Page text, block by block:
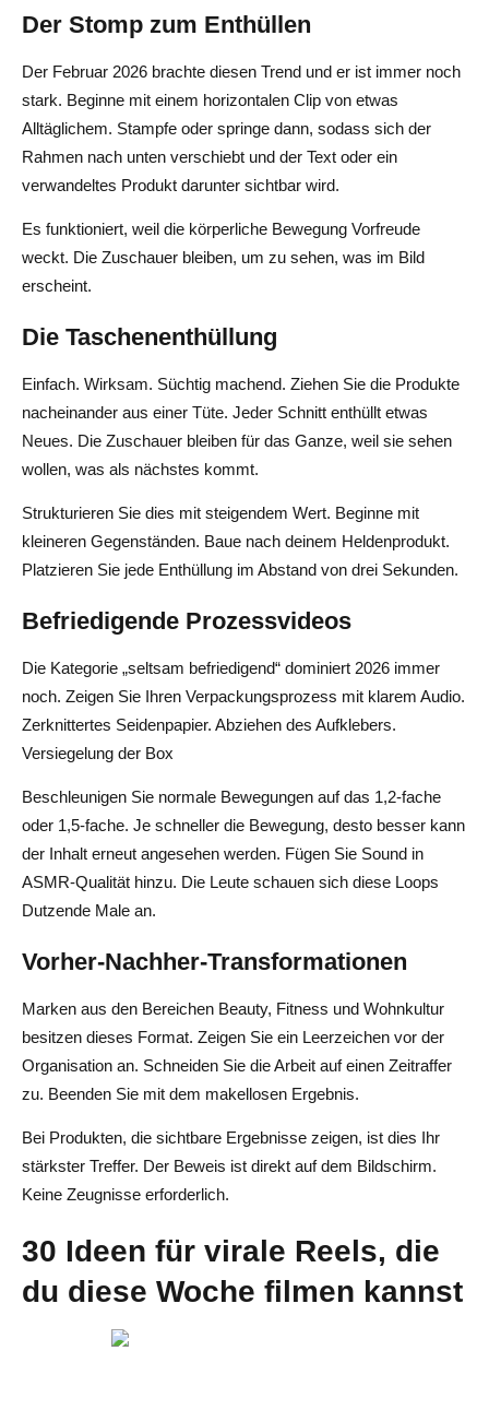
Der Stomp zum Enthüllen
Der Februar 2026 brachte diesen Trend und er ist immer noch
stark. Beginne mit einem horizontalen Clip von etwas
Alltäglichem. Stampfe oder springe dann, sodass sich der
Rahmen nach unten verschiebt und der Text oder ein
verwandeltes Produkt darunter sichtbar wird.
Es funktioniert, weil die körperliche Bewegung Vorfreude
weckt. Die Zuschauer bleiben, um zu sehen, was im Bild
erscheint.
Die Taschenenthüllung
Einfach. Wirksam. Süchtig machend. Ziehen Sie die Produkte
nacheinander aus einer Tüte. Jeder Schnitt enthüllt etwas
Neues. Die Zuschauer bleiben für das Ganze, weil sie sehen
wollen, was als nächstes kommt.
Strukturieren Sie dies mit steigendem Wert. Beginne mit
kleineren Gegenständen. Baue nach deinem Heldenprodukt.
Platzieren Sie jede Enthüllung im Abstand von drei Sekunden.
Befriedigende Prozessvideos
Die Kategorie „seltsam befriedigend“ dominiert 2026 immer
noch. Zeigen Sie Ihren Verpackungsprozess mit klarem Audio.
Zerknittertes Seidenpapier. Abziehen des Aufklebers.
Versiegelung der Box
Beschleunigen Sie normale Bewegungen auf das 1,2-fache
oder 1,5-fache. Je schneller die Bewegung, desto besser kann
der Inhalt erneut angesehen werden. Fügen Sie Sound in
ASMR-Qualität hinzu. Die Leute schauen sich diese Loops
Dutzende Male an.
Vorher-Nachher-Transformationen
Marken aus den Bereichen Beauty, Fitness und Wohnkultur
besitzen dieses Format. Zeigen Sie ein Leerzeichen vor der
Organisation an. Schneiden Sie die Arbeit auf einen Zeitraffer
zu. Beenden Sie mit dem makellosen Ergebnis.
Bei Produkten, die sichtbare Ergebnisse zeigen, ist dies Ihr
stärkster Treffer. Der Beweis ist direkt auf dem Bildschirm.
Keine Zeugnisse erforderlich.
30 Ideen für virale Reels, die
du diese Woche filmen kannst